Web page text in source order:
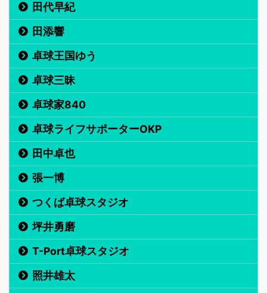
田代早紀
田添響
卓球王国ゆう
卓球三昧
卓球家840
卓球ライフサポーターOKP
田中卓也
張一博
つくば卓球スタジオ
坪井勇磨
T-Port卓球スタジオ
照井雄太